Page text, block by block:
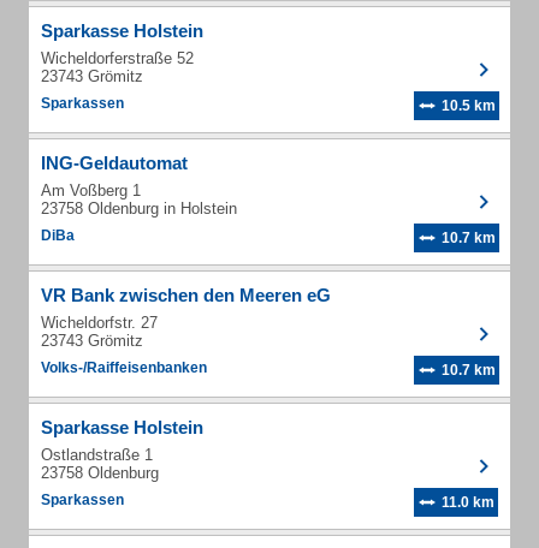
Sparkasse Holstein
Wicheldorferstraße 52
23743 Grömitz
Sparkassen 10.5 km
ING-Geldautomat
Am Voßberg 1
23758 Oldenburg in Holstein
DiBa 10.7 km
VR Bank zwischen den Meeren eG
Wicheldorfstr. 27
23743 Grömitz
Volks-/Raiffeisenbanken 10.7 km
Sparkasse Holstein
Ostlandstraße 1
23758 Oldenburg
Sparkassen 11.0 km